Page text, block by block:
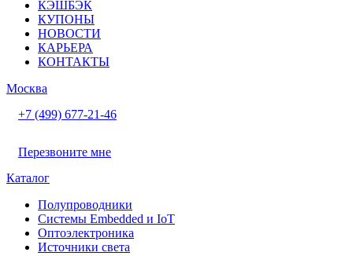
КЭШБЭК
КУПОНЫ
НОВОСТИ
КАРЬЕРА
КОНТАКТЫ
Москва
+7 (499) 677-21-46
Перезвоните мне
Каталог
Полупроводники
Системы Embedded и IoT
Oптоэлектроника
Источники света